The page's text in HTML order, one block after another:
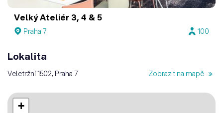
Velký Ateliér 3, 4 & 5
Praha 7 100
Lokalita
Veletržní 1502, Praha 7 Zobrazit na mapě
+